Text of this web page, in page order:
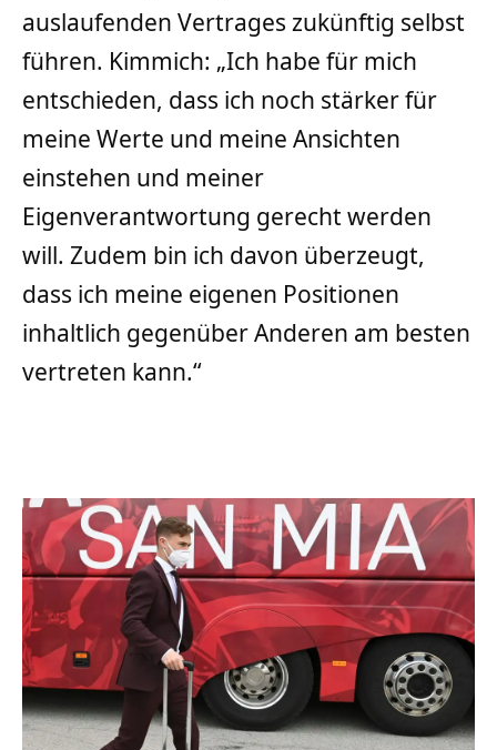
auslaufenden Vertrages zukünftig selbst
führen. Kimmich: „Ich habe für mich
entschieden, dass ich noch stärker für
meine Werte und meine Ansichten
einstehen und meiner
Eigenverantwortung gerecht werden
will. Zudem bin ich davon überzeugt,
dass ich meine eigenen Positionen
inhaltlich gegenüber Anderen am besten
vertreten kann.“